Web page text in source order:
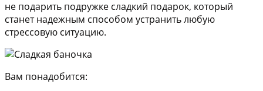
не подарить подружке сладкий подарок, который
станет надежным способом устранить любую
стрессовую ситуацию.
Вам понадобится: